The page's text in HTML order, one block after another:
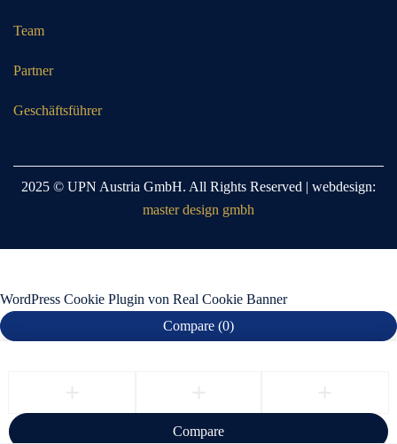
Team
Partner
Geschäftsführer
2025 © UPN Austria GmbH. All Rights Reserved | webdesign:
master design gmbh
WordPress Cookie Plugin von Real Cookie Banner
Compare (0)
Compare